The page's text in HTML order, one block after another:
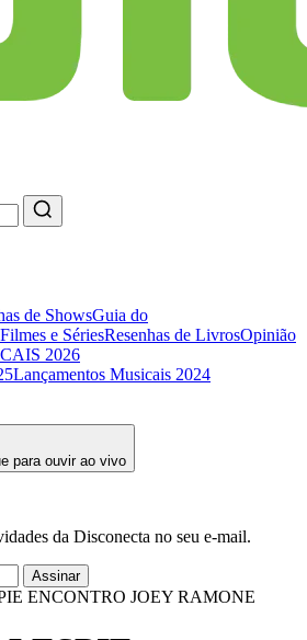
de ShowsGuia do
e SériesResenhas de LivrosOpinião
2026
Lançamentos Musicais 2024
para ouvir ao vivo
da Disconecta no seu e-mail.
Assinar
ENCONTRO JOEY RAMONE